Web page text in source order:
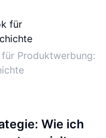
Produktwerbung:
Wie ich